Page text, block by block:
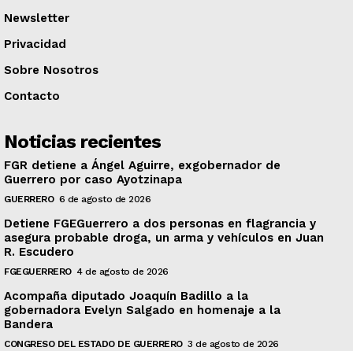
Newsletter
Privacidad
Sobre Nosotros
Contacto
Noticias recientes
FGR detiene a Ángel Aguirre, exgobernador de
Guerrero por caso Ayotzinapa
GUERRERO 6 de agosto de 2026
Detiene FGEGuerrero a dos personas en flagrancia y
asegura probable droga, un arma y vehículos en Juan
R. Escudero
FGEGUERRERO 4 de agosto de 2026
Acompaña diputado Joaquín Badillo a la
gobernadora Evelyn Salgado en homenaje a la
Bandera
CONGRESO DEL ESTADO DE GUERRERO 3 de agosto de 2026